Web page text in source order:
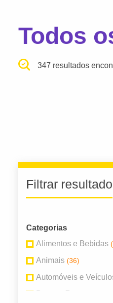
Todos
347 resultados
Filtrar resultado
Categorias
Alimentos e Bebidas
Animais (36)
Automóveis e
Bares e Restaurantes